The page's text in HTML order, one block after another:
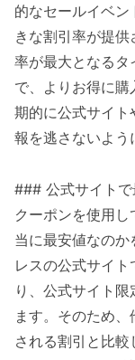
的なセールイベ
きな割引率が提
率が最大となるタ
で、よりお得に
期的に公式サイ
報を逃さないよう
### 公式サイトで
クーポンを使用
当に最安値なのか
レスの公式サイ
り、公式サイト
ます。そのため
される割引と比